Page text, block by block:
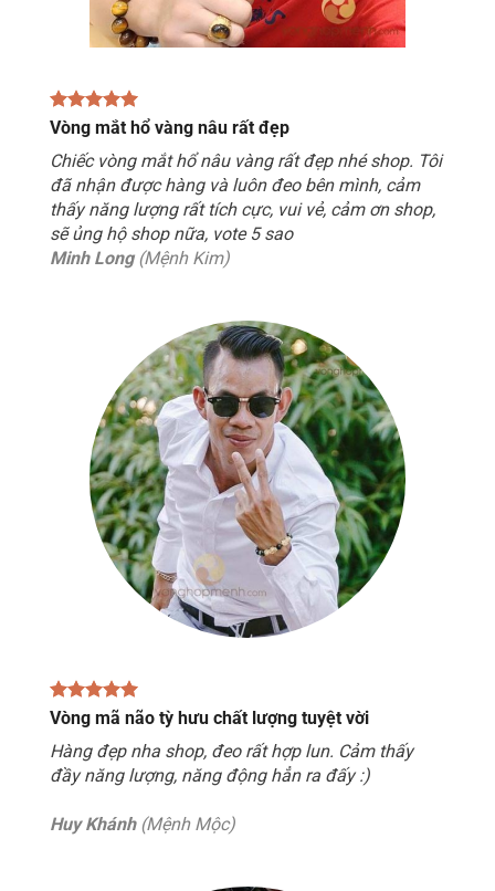
Vòng mắt hổ vàng nâu rất đẹp
Chiếc vòng mắt hổ nâu vàng rất đẹp nhé shop. Tôi
đã nhận được hàng và luôn đeo bên mình, cảm
thấy năng lượng rất tích cực, vui vẻ, cảm ơn shop,
sẽ ủng hộ shop nữa, vote 5 sao
Minh Long (Mệnh Kim)
Vòng mã não tỳ hưu chất lượng tuyệt vời
Hàng đẹp nha shop, đeo rất hợp lun. Cảm thấy
đầy năng lượng, năng động hẳn ra đấy :)
Huy Khánh(Mệnh Mộc)